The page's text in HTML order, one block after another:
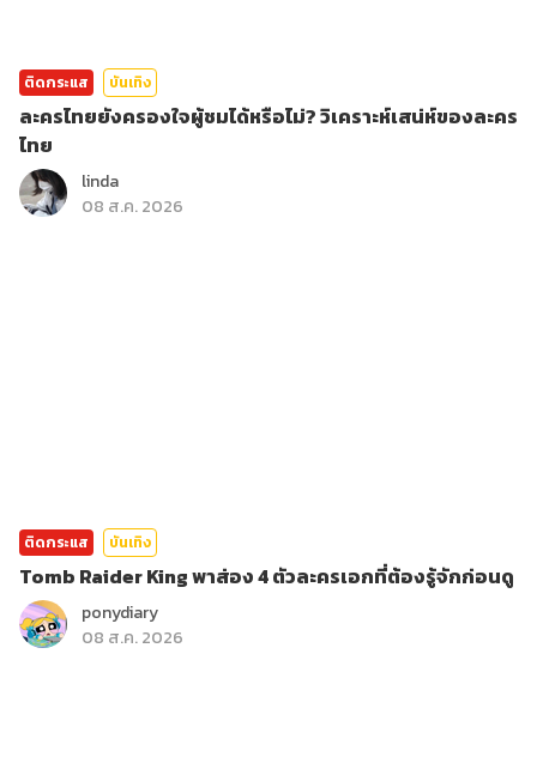
ติดกระแส บันเทิง
ละครไทยยังครองใจผู้ชมได้หรือไม่? วิเคราะห์เสน่ห์ของละคร
ไทย
linda
08 ส.ค. 2026
ติดกระแส บันเทิง
Tomb Raider King พาส่อง 4 ตัวละครเอกที่ต้องรู้จักก่อนดู
ponydiary
08 ส.ค. 2026